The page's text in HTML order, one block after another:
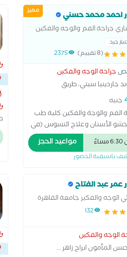
مميز احمد محمد حسني
جراحة الفم والوجه والفكين
جيد
(8 تقييم) 2375
جراحة الوجه والفكين
جاردينيا سيتي، طريق
جنيه
الفم والوجة والفكين كلية طب
حشو الأسنان وعلاج التسوس (في
بين الجراحة والعلاج العام).
تنظيف وتلميع الأسنان.مواعيد الحجز
باسبقية الحضور
عمر عبد الفتاح
الوجه والفكير جامعة القاهرة
132
الوجه والفكين
المأمون ابراج زاهر...